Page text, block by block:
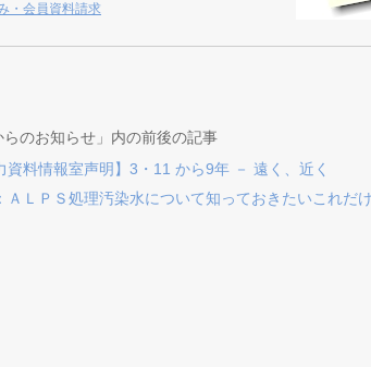
・会員資料請求
らのお知らせ」内の前後の記事
資料情報室声明】3・11 から9年 － 遠く、近く
ＡＬＰＳ処理汚染水について知っておきたいこれだ